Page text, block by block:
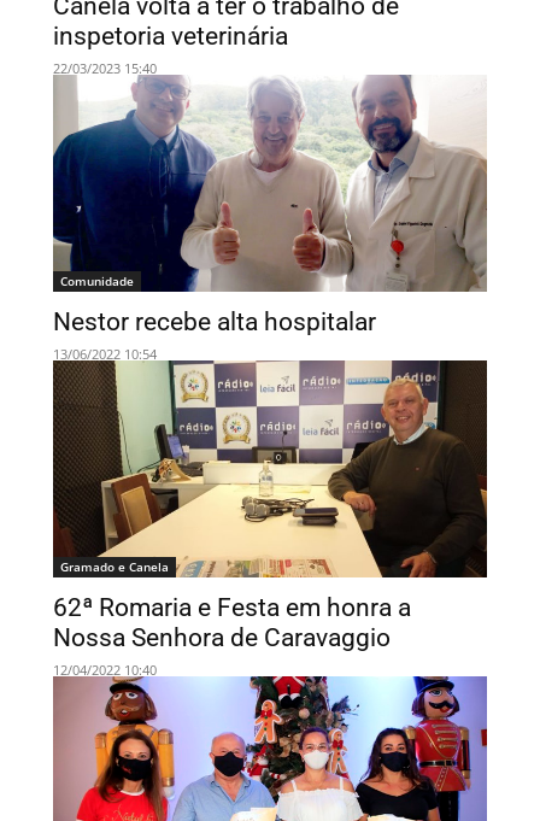
Canela volta a ter o trabalho de
inspetoria veterinária
22/03/2023 15:40
Comunidade
Nestor recebe alta hospitalar
13/06/2022 10:54
Gramado e Canela
62ª Romaria e Festa em honra a
Nossa Senhora de Caravaggio
12/04/2022 10:40